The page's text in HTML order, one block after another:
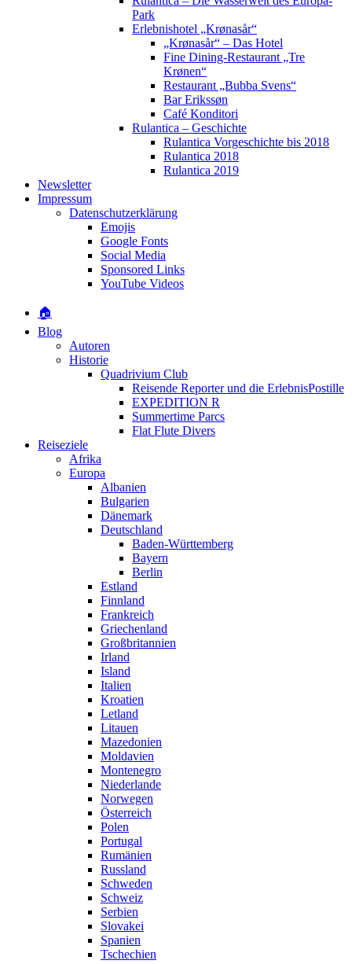
Park
Erlebnishotel „Krønasår“
„Krønasår“ – Das Hotel
Fine Dining-Restaurant „Tre
Krønen“
Restaurant „Bubba Svens“
Bar Erikssøn
Café Konditori
Rulantica – Geschichte
Rulantica Vorgeschichte bis 2018
Rulantica 2018
Rulantica 2019
Newsletter
Impressum
Datenschutzerklärung
Emojis
Google Fonts
Social Media
Sponsored Links
YouTube Videos
🏠
Blog
Autoren
Historie
Quadrivium Club
Reisende Reporter und die ErlebnisPostille
EXPEDITION R
Summertime Parcs
Flat Flute Divers
Reiseziele
Afrika
Europa
Albanien
Bulgarien
Dänemark
Deutschland
Baden-Württemberg
Bayern
Berlin
Estland
Finnland
Frankreich
Griechenland
Großbritannien
Irland
Island
Italien
Kroatien
Letland
Litauen
Mazedonien
Moldavien
Montenegro
Niederlande
Norwegen
Österreich
Polen
Portugal
Rumänien
Russland
Schweden
Schweiz
Serbien
Slovakei
Spanien
Tschechien